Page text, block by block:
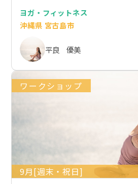
ヨガ・フィットネス
沖縄県 宮古島市
平良 優美
ワークショップ
9月[週末・祝日]